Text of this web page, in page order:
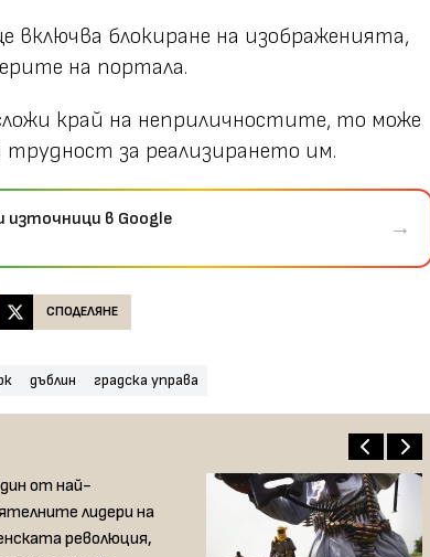
включва блокиране на изображенията,
на портала.
край на неприличностите, то може
за реализирането им.
източници в Google →
СПОДЕЛЯНЕ
дъблин градска управа